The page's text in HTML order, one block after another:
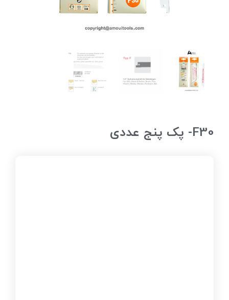
F30- پک پنج عددی